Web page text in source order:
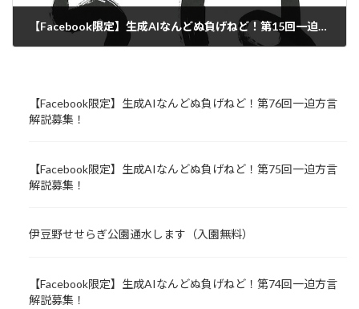
【Facebook限定】生成AIなんどぬ負げねど！第15回一迫方言解説募集！
【Facebook限定】生成AIなんどぬ負げねど！第76回一迫方言
解説募集！
【Facebook限定】生成AIなんどぬ負げねど！第75回一迫方言
解説募集！
伊豆野せせらぎ公園通水します（入園無料）
【Facebook限定】生成AIなんどぬ負げねど！第74回一迫方言
解説募集！